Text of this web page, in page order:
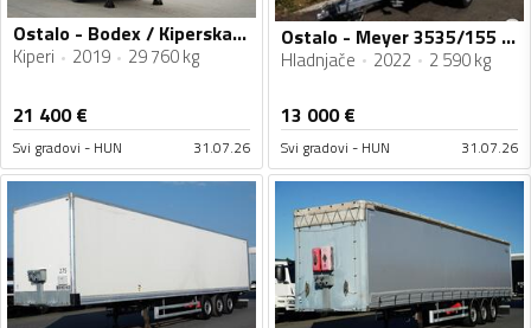
Ostalo - Bodex / Kiperska poluprikolica / IMP-4661
Kiperi 2019 29 760 kg
21 400€
Svi gradovi - HUN 31.07.26
Ostalo - Meyer 3535/155 AZKF / Vozilo za Prevoz Pića / Hladnjača Prikolica / T260
Hladnjače 2022 2 590 kg
13 000€
Svi gradovi - HUN 31.07.26